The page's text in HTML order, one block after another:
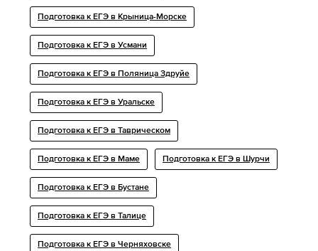
Подготовка к ЕГЭ в Крыница-Морске
Подготовка к ЕГЭ в Усмани
Подготовка к ЕГЭ в Поляница Здруйе
Подготовка к ЕГЭ в Уральске
Подготовка к ЕГЭ в Таврическом
Подготовка к ЕГЭ в Маме Подготовка к ЕГЭ в Шурчи
Подготовка к ЕГЭ в Бустане
Подготовка к ЕГЭ в Талице
Подготовка к ЕГЭ в Черняховске